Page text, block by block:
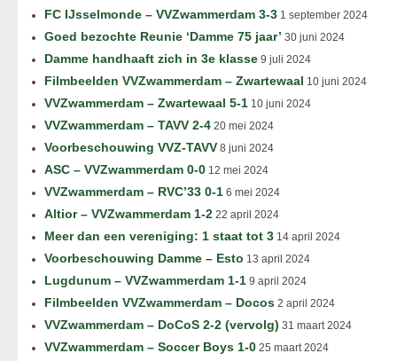
FC IJsselmonde – VVZwammerdam 3-3 1 september 2024
Goed bezochte Reunie ‘Damme 75 jaar’ 30 juni 2024
Damme handhaaft zich in 3e klasse 9 juli 2024
Filmbeelden VVZwammerdam – Zwartewaal 10 juni 2024
VVZwammerdam – Zwartewaal 5-1 10 juni 2024
VVZwammerdam – TAVV 2-4 20 mei 2024
Voorbeschouwing VVZ-TAVV 8 juni 2024
ASC – VVZwammerdam 0-0 12 mei 2024
VVZwammerdam – RVC’33 0-1 6 mei 2024
Altior – VVZwammerdam 1-2 22 april 2024
Meer dan een vereniging: 1 staat tot 3 14 april 2024
Voorbeschouwing Damme – Esto 13 april 2024
Lugdunum – VVZwammerdam 1-1 9 april 2024
Filmbeelden VVZwammerdam – Docos 2 april 2024
VVZwammerdam – DoCoS 2-2 (vervolg) 31 maart 2024
VVZwammerdam – Soccer Boys 1-0 25 maart 2024